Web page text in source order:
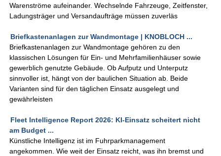
Warenströme aufeinander. Wechselnde Fahrzeuge, Zeitfenster,
Ladungsträger und Versandaufträge müssen zuverläs
Briefkastenanlagen zur Wandmontage | KNOBLOCH ...
Briefkastenanlagen zur Wandmontage gehören zu den
klassischen Lösungen für Ein- und Mehrfamilienhäuser sowie
gewerblich genutzte Gebäude. Ob Aufputz und Unterputz
sinnvoller ist, hängt von der baulichen Situation ab. Beide
Varianten sind für den täglichen Einsatz ausgelegt und
gewährleisten
Fleet Intelligence Report 2026: KI-Einsatz scheitert nicht
am Budget ...
Künstliche Intelligenz ist im Fuhrparkmanagement
angekommen. Wie weit der Einsatz reicht, was ihn bremst und